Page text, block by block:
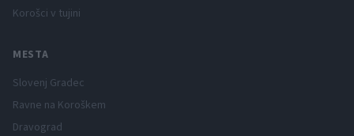
Korošci v tujini
MESTA
Slovenj Gradec
Ravne na Koroškem
Dravograd